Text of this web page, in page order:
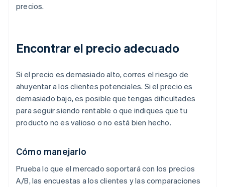
precios.
Encontrar el precio adecuado
Si el precio es demasiado alto, corres el riesgo de
ahuyentar a los clientes potenciales. Si el precio es
demasiado bajo, es posible que tengas dificultades
para seguir siendo rentable o que indiques que tu
producto no es valioso o no está bien hecho.
Cómo manejarlo
Prueba lo que el mercado soportará con los precios
A/B, las encuestas a los clientes y las comparaciones